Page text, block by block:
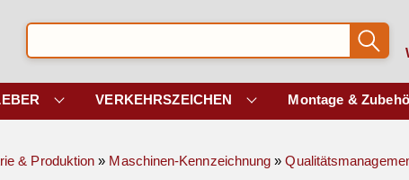
VERKEHRSZEICHEN Montage &
& Produktion » Maschinen-Kennzeichnung »